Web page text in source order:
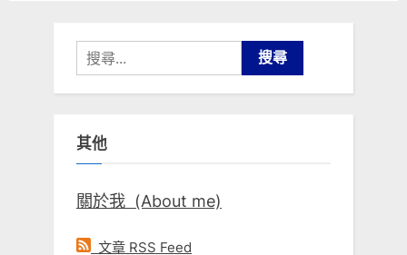
搜
尋
關
字:
其他
關於我 (About me)
文章 RSS Feed